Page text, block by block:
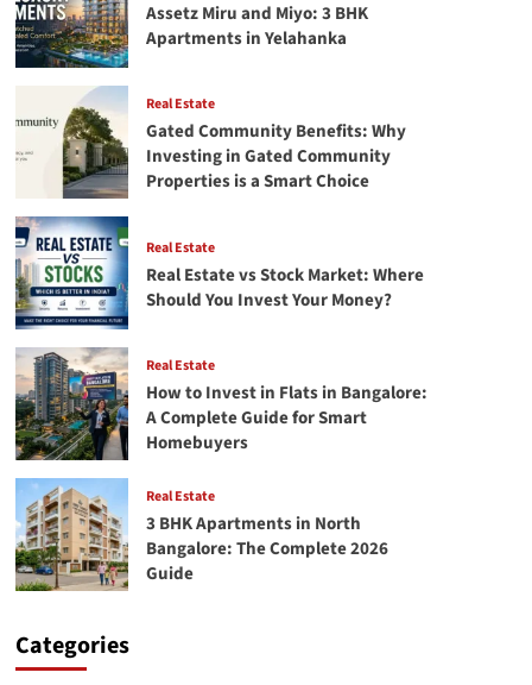
Assetz Miru and Miyo: 3 BHK
Apartments in Yelahanka
Real Estate
Gated Community Benefits: Why
Investing in Gated Community
Properties is a Smart Choice
Real Estate
Real Estate vs Stock Market: Where
Should You Invest Your Money?
Real Estate
How to Invest in Flats in Bangalore:
A Complete Guide for Smart
Homebuyers
Real Estate
3 BHK Apartments in North
Bangalore: The Complete 2026
Guide
Categories